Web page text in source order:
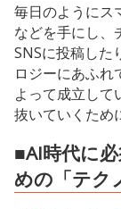
毎日のようにス
などを手にし、
SNSに投稿した
ロジーにあふ
よって成立して
抜いていくため
■AI時代に
めの「テク